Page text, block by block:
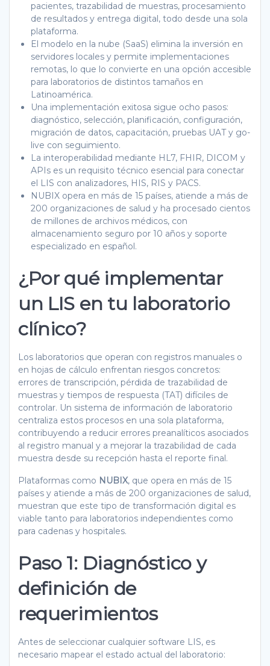
pacientes, trazabilidad de muestras, procesamiento
de resultados y entrega digital, todo desde una sola
plataforma.
El modelo en la nube (SaaS) elimina la inversión en
servidores locales y permite implementaciones
remotas, lo que lo convierte en una opción accesible
para laboratorios de distintos tamaños en
Latinoamérica.
Una implementación exitosa sigue ocho pasos:
diagnóstico, selección, planificación, configuración,
migración de datos, capacitación, pruebas UAT y go-
live con seguimiento.
La interoperabilidad mediante HL7, FHIR, DICOM y
APIs es un requisito técnico esencial para conectar
el LIS con analizadores, HIS, RIS y PACS.
NUBIX opera en más de 15 países, atiende a más de
200 organizaciones de salud y ha procesado cientos
de millones de archivos médicos, con
almacenamiento seguro por 10 años y soporte
especializado en español.
¿Por qué implementar
un LIS en tu laboratorio
clínico?
Los laboratorios que operan con registros manuales o
en hojas de cálculo enfrentan riesgos concretos:
errores de transcripción, pérdida de trazabilidad de
muestras y tiempos de respuesta (TAT) difíciles de
controlar. Un sistema de información de laboratorio
centraliza estos procesos en una sola plataforma,
contribuyendo a reducir errores preanalíticos asociados
al registro manual y a mejorar la trazabilidad de cada
muestra desde su recepción hasta el reporte final.
Plataformas como NUBIX, que opera en más de 15
países y atiende a más de 200 organizaciones de salud,
muestran que este tipo de transformación digital es
viable tanto para laboratorios independientes como
para cadenas y hospitales.
Paso 1: Diagnóstico y
definición de
requerimientos
Antes de seleccionar cualquier software LIS, es
necesario mapear el estado actual del laboratorio: